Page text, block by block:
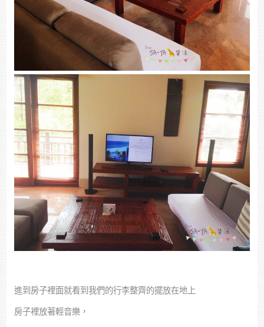
進到房子裡面就看到我們的行李整齊的擺放在地上
房子裡放著輕音樂，